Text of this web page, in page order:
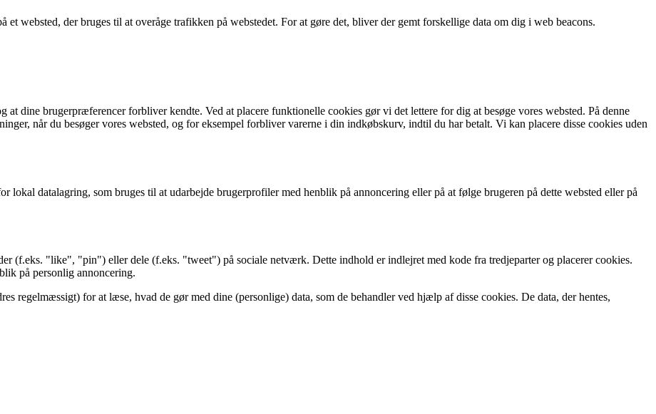
websted, der bruges til at overåge trafikken på webstedet. For at gøre det, bliver der gemt forskellige data om dig i web beacons.
at dine brugerpræferencer forbliver kendte. Ved at placere funktionelle cookies gør vi det lettere for dig at besøge vores websted. På denne
når du besøger vores websted, og for eksempel forbliver varerne i din indkøbskurv, indtil du har betalt. Vi kan placere disse cookies uden
lokal datalagring, som bruges til at udarbejde brugerprofiler med henblik på annoncering eller på at følge brugeren på dette websted eller på
(f.eks. "like", "pin") eller dele (f.eks. "tweet") på sociale netværk. Dette indhold er indlejret med kode fra tredjeparter og placerer cookies.
på personlig annoncering.
regelmæssigt) for at læse, hvad de gør med dine (personlige) data, som de behandler ved hjælp af disse cookies. De data, der hentes,